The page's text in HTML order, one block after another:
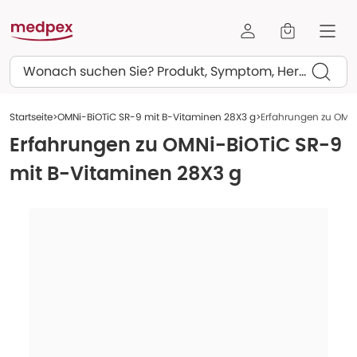
Suchen
Startseite OMNi-BiOTiC SR-9 mit B-Vitaminen 28X3 g Erfahrungen zu
Erfahrungen zu OMNi-BiOTiC SR-9
mit B-Vitaminen 28X3 g